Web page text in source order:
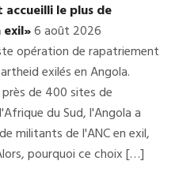
le plus de
6 août 2026
opération de rapatriement
exilés en Angola.
de 400 sites de
du Sud, l'Angola a
militants de l'ANC en exil,
pourquoi ce choix […]